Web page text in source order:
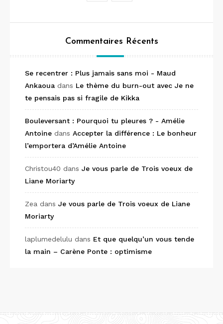
Commentaires Récents
Se recentrer : Plus jamais sans moi - Maud
Ankaoua dans Le thème du burn-out avec Je ne
te pensais pas si fragile de Kikka
Bouleversant : Pourquoi tu pleures ? - Amélie
Antoine dans Accepter la différence : Le bonheur
l’emportera d’Amélie Antoine
Christou40 dans Je vous parle de Trois voeux de
Liane Moriarty
Zea dans Je vous parle de Trois voeux de Liane
Moriarty
laplumedelulu dans Et que quelqu’un vous tende
la main – Carène Ponte : optimisme